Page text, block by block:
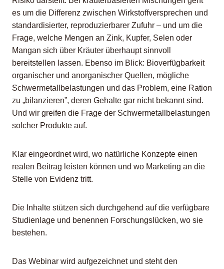
es um die Differenz zwischen Wirkstoffversprechen und
standardisierter, reproduzierbarer Zufuhr – und um die
Frage, welche Mengen an Zink, Kupfer, Selen oder
Mangan sich über Kräuter überhaupt sinnvoll
bereitstellen lassen. Ebenso im Blick: Bioverfügbarkeit
organischer und anorganischer Quellen, mögliche
Schwermetallbelastungen und das Problem, eine Ration
zu „bilanzieren”, deren Gehalte gar nicht bekannt sind.
Und wir greifen die Frage der Schwermetallbelastungen
solcher Produkte auf.
Klar eingeordnet wird, wo natürliche Konzepte einen
realen Beitrag leisten können und wo Marketing an die
Stelle von Evidenz tritt.
Die Inhalte stützen sich durchgehend auf die verfügbare
Studienlage und benennen Forschungslücken, wo sie
bestehen.
Das Webinar wird aufgezeichnet und steht den